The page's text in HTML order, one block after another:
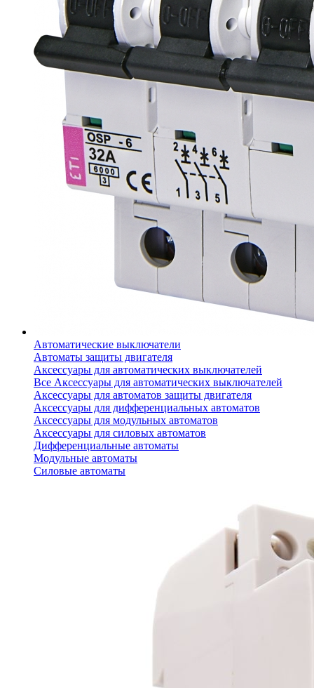
Автоматические выключатели
Автоматы защиты двигателя
Аксессуары для автоматических выключателей
Все Аксессуары для автоматических выключателей
Аксессуары для автоматов защиты двигателя
Аксессуары для дифференциальных автоматов
Аксессуары для модульных автоматов
Аксессуары для силовых автоматов
Дифференциальные автоматы
Модульные автоматы
Силовые автоматы